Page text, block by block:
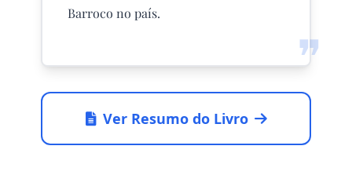
❞
Barroco no país.
Ver Resumo do Livro